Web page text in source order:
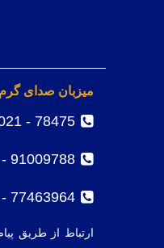
میزبان صدای
78475 - 021
91009788 - 021
77463964 - 021
ارتباط از طریق